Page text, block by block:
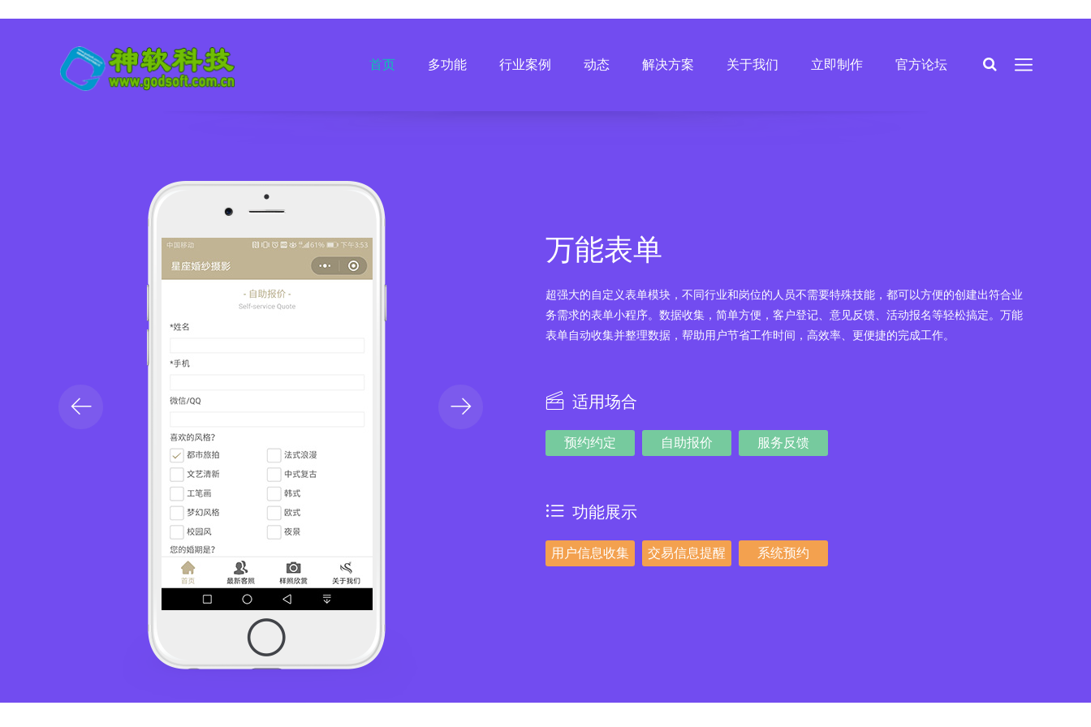
首页 多功能 行业案例 动态 解决方案 关于我们 立即制作 官方论坛
万能表单
超强大的自定义表单模块，不同行业和岗位的人员不需要特殊技能，都可以方便的创建出符合业
务需求的表单小程序。数据收集，简单方便，客户登记、意见反馈、活动报名等轻松搞定。万能
表单自动收集并整理数据，帮助用户节省工作时间，高效率、更便捷的完成工作。
适用场合
预约约定 自助报价 服务反馈
功能展示
用户信息收集 交易信息提醒 系统预约